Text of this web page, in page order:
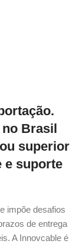
Brasil
superior
e suporte
impõe desafios
de entrega
A Innovcable é